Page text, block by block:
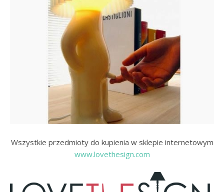
Wszystkie przedmioty do kupienia w sklepie internetowym
www.lovethesign.com